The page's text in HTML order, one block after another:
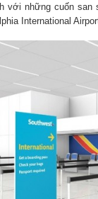
với những cuốn san
International